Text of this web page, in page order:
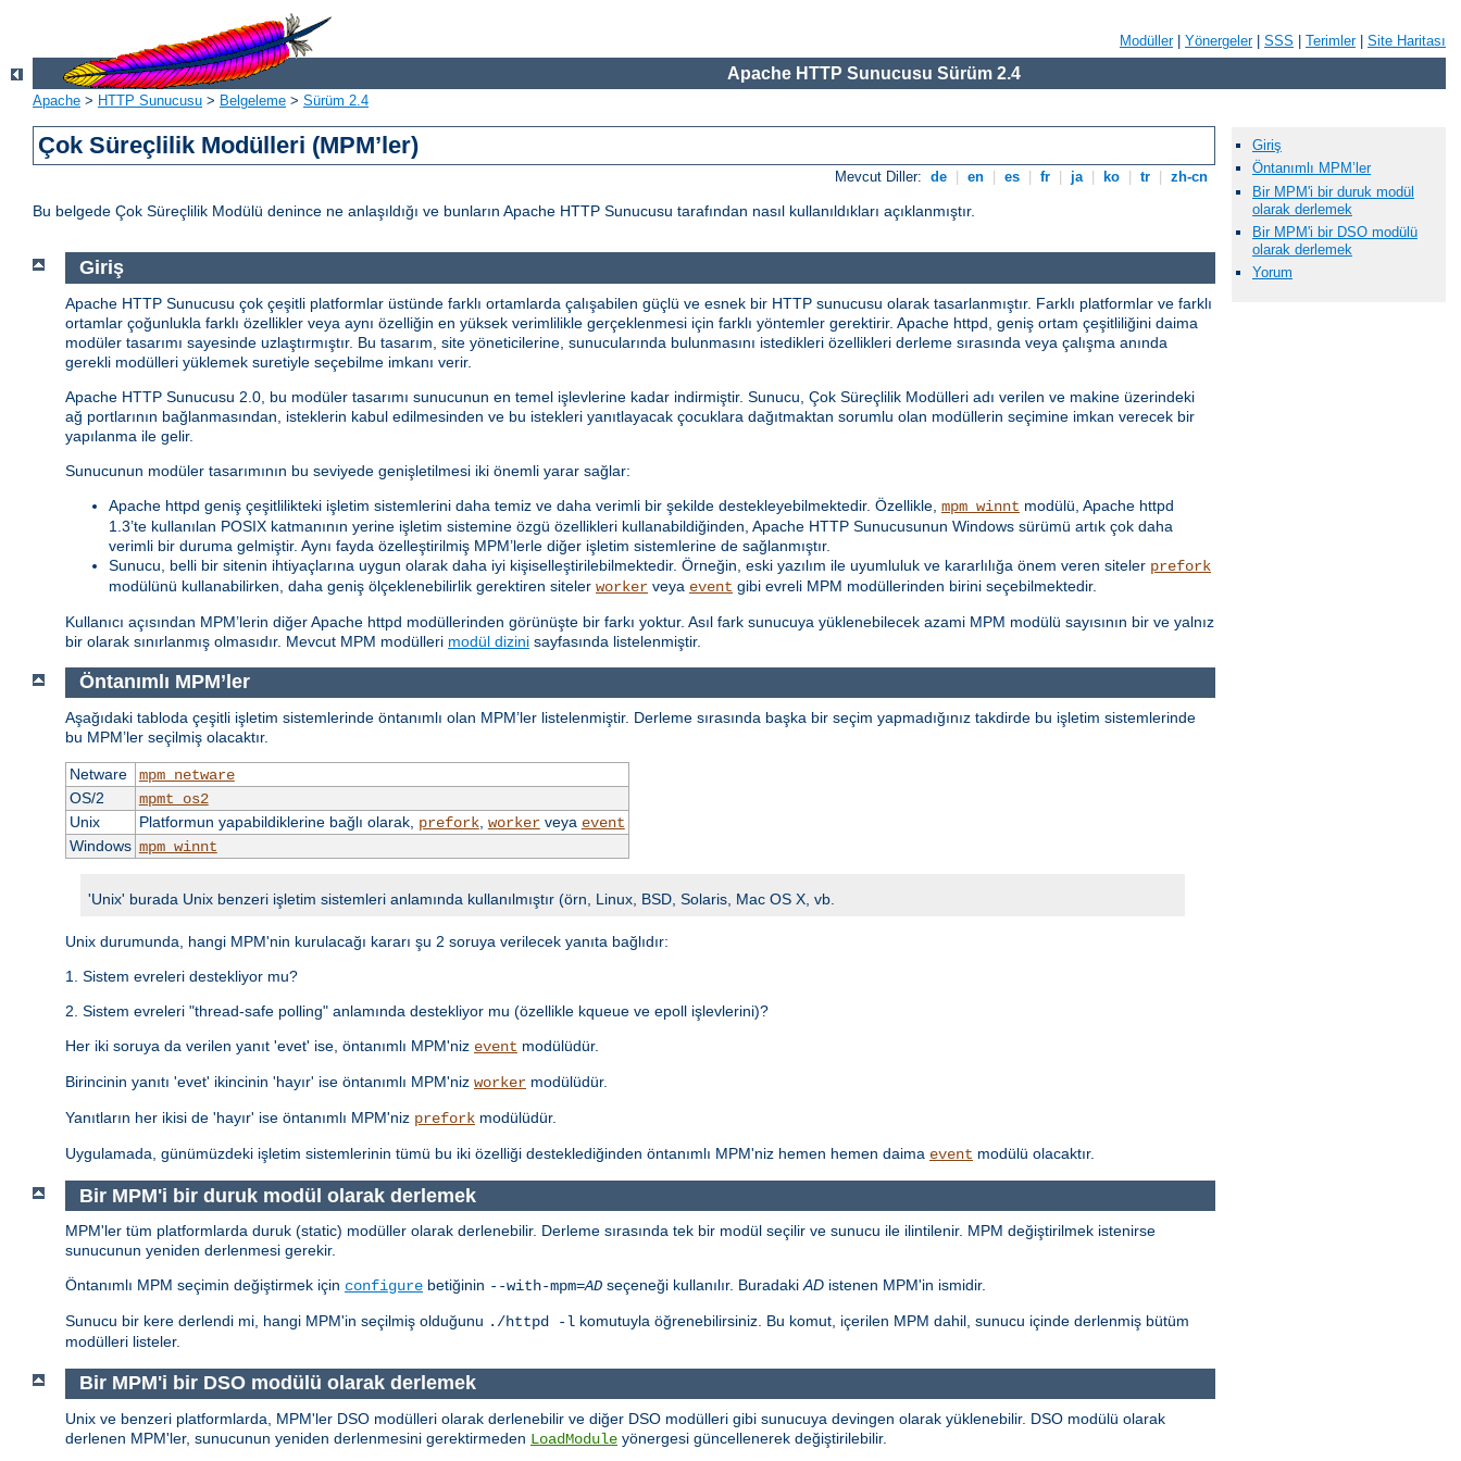
Modüller| Yönergeler| SSS Terimler| Site Haritası
Apache HTTP Sunucusu Sürüm 2.4
Apache > HTTP Sunucusu > Belgeleme > Sürüm 2.4
Çok Süreçlilik Modülleri (MPM’ler)
Mevcut Diller: de en es fr ja ko tr zh-cn
Bu belgede Çok Süreçlilik Modülü denince ne anlaşıldığı ve bunların Apache HTTP Sunucusu tarafından nasıl kullanıldıkları açıklanmıştır.
Giriş
Öntanımlı MPM’ler
Bir MPM'i bir duruk modül
olarak derlemek
Bir MPM'i bir DSO modülü
olarak derlemek
Yorum
Giriş
Apache HTTP Sunucusu çok çeşitli platformlar üstünde farklı ortamlarda çalışabilen güçlü ve esnek bir HTTP sunucusu olarak tasarlanmıştır. Farklı platformlar ve farklı
ortamlar çoğunlukla farklı özellikler veya aynı özelliğin en yüksek verimlilikle gerçeklenmesi için farklı yöntemler gerektirir. Apache httpd, geniş ortam çeşitliliğini daima
modüler tasarımı sayesinde uzlaştırmıştır. Bu tasarım, site yöneticilerine, sunucularında bulunmasını istedikleri özellikleri derleme sırasında veya çalışma anında
gerekli modülleri yüklemek suretiyle seçebilme imkanı verir.
Apache HTTP Sunucusu 2.0, bu modüler tasarımı sunucunun en temel işlevlerine kadar indirmiştir. Sunucu, Çok Süreçlilik Modülleri adı verilen ve makine üzerindeki
ağ portlarının bağlanmasından, isteklerin kabul edilmesinden ve bu istekleri yanıtlayacak çocuklara dağıtmaktan sorumlu olan modüllerin seçimine imkan verecek bir
yapılanma ile gelir.
Sunucunun modüler tasarımının bu seviyede genişletilmesi iki önemli yarar sağlar:
Apache httpd geniş çeşitlilikteki işletim sistemlerini daha temiz ve daha verimli bir şekilde destekleyebilmektedir. Özellikle, mpm_winnt modülü, Apache httpd
1.3’te kullanılan POSIX katmanının yerine işletim sistemine özgü özellikleri kullanabildiğinden, Apache HTTP Sunucusunun Windows sürümü artık çok daha
verimli bir duruma gelmiştir. Aynı fayda özelleştirilmiş MPM’lerle diğer işletim sistemlerine de sağlanmıştır.
Sunucu, belli bir sitenin ihtiyaçlarına uygun olarak daha iyi kişiselleştirilebilmektedir. Örneğin, eski yazılım ile uyumluluk ve kararlılığa önem veren siteler prefork
modülünü kullanabilirken, daha geniş ölçeklenebilirlik gerektiren siteler worker veya event gibi evreli MPM modüllerinden birini seçebilmektedir.
Kullanıcı açısından MPM’lerin diğer Apache httpd modüllerinden görünüşte bir farkı yoktur. Asıl fark sunucuya yüklenebilecek azami MPM modülü sayısının bir ve yalnız
bir olarak sınırlanmış olmasıdır. Mevcut MPM modülleri modül dizini sayfasında listelenmiştir.
Öntanımlı MPM’ler
Aşağıdaki tabloda çeşitli işletim sistemlerinde öntanımlı olan MPM’ler listelenmiştir. Derleme sırasında başka bir seçim yapmadığınız takdirde bu işletim sistemlerinde
bu MPM’ler seçilmiş olacaktır.
Netware
mpm_netware
OS/2
mpmt_os2
Unix
Platformun yapabildiklerine bağlı olarak, prefork, workerveya event
Windows mpm_winnt
'Unix' burada Unix benzeri işletim sistemleri anlamında kullanılmıştır (örn, Linux, BSD, Solaris, Mac OS X, vb.
Unix durumunda, hangi MPM'nin kurulacağı kararı şu 2 soruya verilecek yanıta bağlıdır:
1. Sistem evreleri destekliyor mu?
2. Sistem evreleri "thread-safe polling" anlamında destekliyor mu (özellikle kqueue ve epoll işlevlerini)?
Her iki soruya da verilen yanıt 'evet' ise, öntanımlı MPM'niz event modülüdür.
Birincinin yanıtı 'evet' ikincinin 'hayır' ise öntanımlı MPM'niz worker modülüdür.
Yanıtların her ikisi de 'hayır' ise öntanımlı MPM'niz prefork modülüdür.
Uygulamada, günümüzdeki işletim sistemlerinin tümü bu iki özelliği desteklediğinden öntanımlı MPM'niz hemen hemen daima event modülü olacaktır.
Bir MPM'i bir duruk modül olarak derlemek
MPM'ler tüm platformlarda duruk (static) modüller olarak derlenebilir. Derleme sırasında tek bir modül seçilir ve sunucu ile ilintilenir. MPM değiştirilmek istenirse
sunucunun yeniden derlenmesi gerekir.
Öntanımlı MPM seçimin değiştirmek için configure betiğinin --with-mpm=AD seçeneği kullanılır. BuradakiAD istenen MPM'in ismidir.
Sunucu bir kere derlendi mi, hangi MPM'in seçilmiş olduğunu ./httpd -l komutuyla öğrenebilirsiniz. Bu komut, içerilen MPM dahil, sunucu içinde derlenmiş bütüm
modülleri listeler.
Bir MPM'i bir DSO modülü olarak derlemek
Unix ve benzeri platformlarda, MPM'ler DSO modülleri olarak derlenebilir ve diğer DSO modülleri gibi sunucuya devingen olarak yüklenebilir. DSO modülü olarak
derlenen MPM'ler, sunucunun yeniden derlenmesini gerektirmeden LoadModule yönergesi güncellenerek değiştirilebilir.